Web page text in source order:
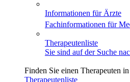
Informationen für Ärzte
Fachinformationen für
Therapeutenliste
Sie sind auf der Suche
Finden Sie einen Therapeuten
Therapeutenliste